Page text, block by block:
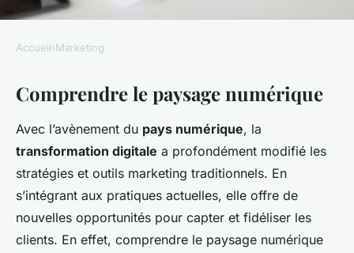
Comment transformer votre
stratégie marketing pour
prospérer à l'ère numérique ?
•11 février 2025 8 min de lecture
Accueil›Marketing
Comprendre le paysage numérique
Avec l’avènement du pays numérique, la
transformation digitale a profondément modifié les
stratégies et outils marketing traditionnels. En
s’intégrant aux pratiques actuelles, elle offre de
nouvelles opportunités pour capter et fidéliser les
clients. En effet, comprendre le paysage numérique